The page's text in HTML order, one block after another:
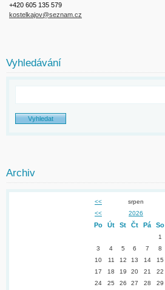
+420 605 135 579
kostelkajov@seznam.cz
Vyhledávání
Archiv
<< srpen
<<
2026
Po Út St Čt Pá So
1
3
4 5 6 7 8
10
11 12 13 14 15
17
18 19 20 21 22
24
25 26 27 28 29